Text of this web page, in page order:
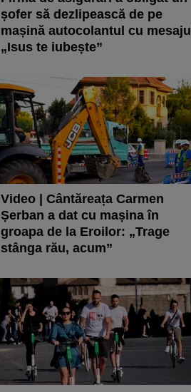
șofer să dezlipească de pe
mașină autocolantul cu mesajul
„Isus te iubește”
Video | Cântăreața Carmen
Șerban a dat cu mașina în
groapa de la Eroilor: „Trage
stânga rău, acum”